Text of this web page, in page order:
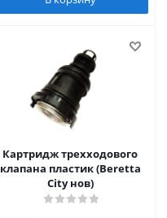
Картридж трехходового
клапана пластик (Beretta
City нов)